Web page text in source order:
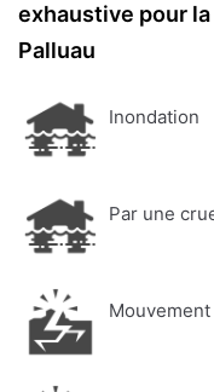
exhaustive pour
Palluau
Inondation
Par une